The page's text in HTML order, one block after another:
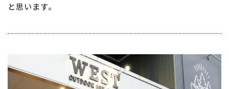
と思います。